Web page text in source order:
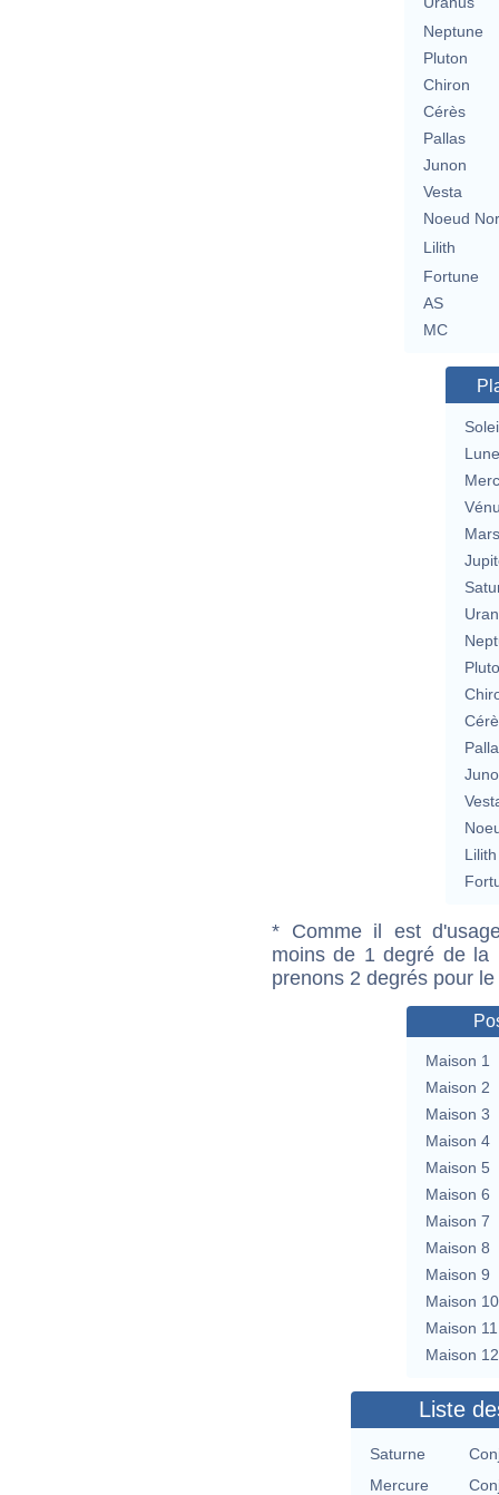
Neptune
Pluton
Chiron
Cérès
Pallas
Junon
Vesta
Noeud
Lilith
Fortune
AS
MC
Lune
Mars
Lilith
* Comme il est
moins de 1 degré de la
prenons 2 degrés pour
Maison 1
Maison 2
Maison 3
Maison 4
Maison 5
Maison 6
Maison 7
Maison 8
Maison 9
Maison 10
Maison 11
Maison 12
Liste
Saturne
Mercure